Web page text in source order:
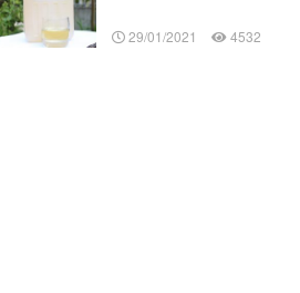
29/01/2021 4532